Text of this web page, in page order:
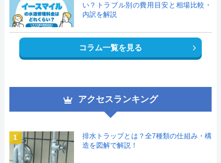
い？トラブル別の費用目安と相場比較・
内訳を解説
コラム一覧を見る
アクセスランキング
1
排水トラップとは？全7種類の仕組み・構
造を図解で解説！